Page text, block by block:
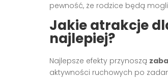
pewność, że rodzice będą
Jakie atrakcje
najlepiej?
Najlepsze efekty przynoszą
aktywności ruchowych po